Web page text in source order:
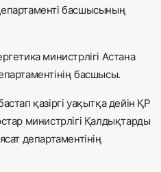
басшысының
министрлігі Астана
басшысы.
қазіргі уақытқа дейін ҚР
министрлігі Қалдықтарды
департаментінің